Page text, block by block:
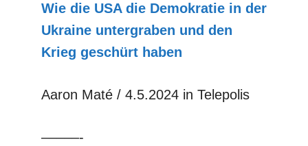
Wie die USA die Demokratie in der
Ukraine untergraben und den
Krieg geschürt haben
Aaron Maté / 4.5.2024 in Telepolis
–––––-